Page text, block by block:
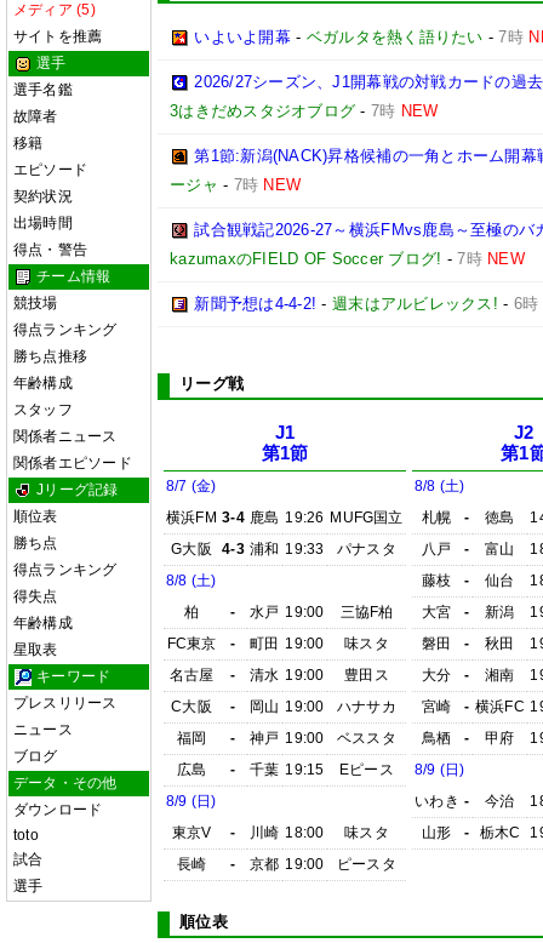
メディア (5)
サイトを推薦
選手
選手名鑑
故障者
移籍
エピソード
契約状況
出場時間
得点・警告
チーム情報
競技場
得点ランキング
勝ち点推移
年齢構成
スタッフ
関係者ニュース
関係者エピソード
Jリーグ記録
順位表
勝ち点
得点ランキング
得失点
年齢構成
星取表
キーワード
プレスリリース
ニュース
ブログ
データ・その他
ダウンロード
toto
試合
選手
いよいよ開幕- ベガルタを熱く語りたい -7時
2026/27シーズン、J1開幕戦の対戦カードの過
3はきだめスタジオブログ -7時 NEW
第1節:新潟(NACK)昇格候補の一角とホーム開幕
ージャ - 7時 NEW
試合観戦記2026-27～横浜FMvs鹿島～至極の
kazumaxのFIELD OF Soccer ブログ! -7時 NEW
新聞予想は4-4-2! -週末はアルビレックス! - 6時
リーグ戦
J1
第1節
8/7 (金)
横浜FM 3-4 鹿島 19:26 MUFG国立
G大阪
4-3 浦和 19:33
パナスタ
8/8 (土)
柏
- 水戸 19:00
三協F柏
FC東京
- 町田 19:00
味スタ
名古屋
- 清水 19:00
豊田ス
C大阪
- 岡山 19:00
ハナサカ
福岡
- 神戸 19:00
ベススタ
広島
- 千葉 19:15
Eピース
8/9 (日)
東京V
- 川崎 18:00
味スタ
長崎
- 京都 19:00 ピースタ
J2
第1
8/8 (土)
札幌
- 徳島
八戸
- 富山
藤枝
- 仙台
大宮
- 新潟
磐田
- 秋田
大分
- 湘南
宮崎
- 横浜FC
鳥栖
- 甲府
8/9 (日)
いわき - 今治
山形
- 栃木C
順位表